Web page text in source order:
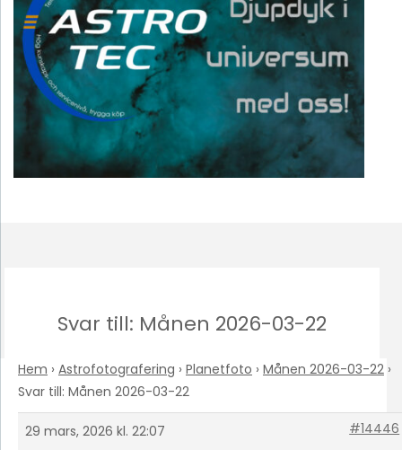
Svar till: Månen 2026-03-22
Hem › Astrofotografering › Planetfoto › Månen 2026-03-22 ›
Svar till: Månen 2026-03-22
29 mars, 2026 kl. 22:07
#14446